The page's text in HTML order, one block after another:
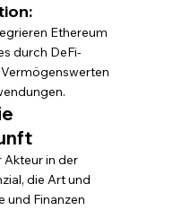
Ethereum
durch DeFi-
Akteur in der
die Art und
und Finanzen